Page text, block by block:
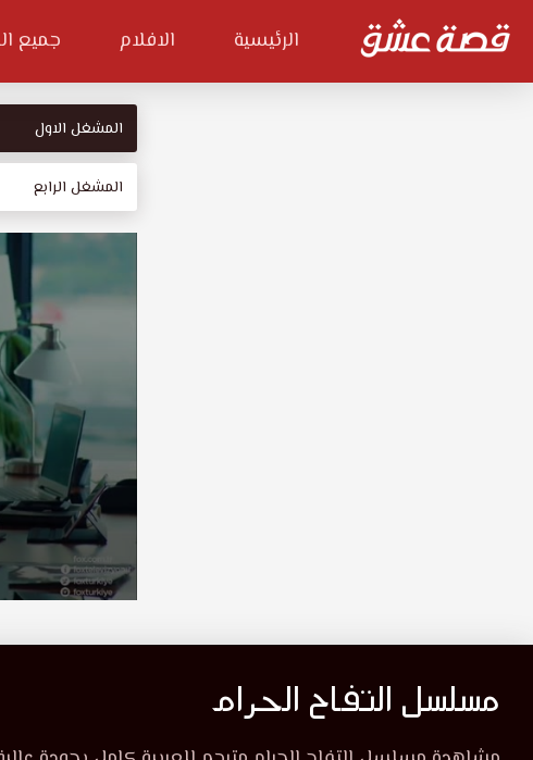
الرئيسية الافلام جميع
المشغل الاول
المشغل الرابع
مسلسل التفاح الحرام